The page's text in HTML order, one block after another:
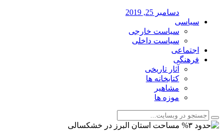
دسامبر 25, 2019
سیاسی
سیاست خارجی
سیاست داخلی
اجتماعی
فرهنگی
آثار تاریخی
کتابخانه ها
مشاهیر
موزه ها